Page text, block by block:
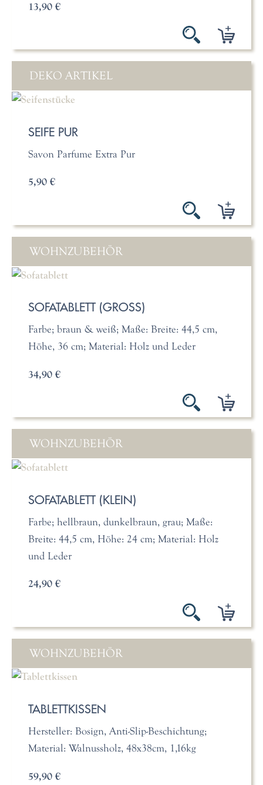
13,90 €
DEKO ARTIKEL
SEIFE PUR
Savon Parfume Extra Pur
5,90 €
WOHNZUBEHÖR
SOFATABLETT (GROSS)
Farbe; braun & weiß; Maße: Breite: 44,5 cm,
Höhe, 36 cm; Material: Holz und Leder
34,90 €
WOHNZUBEHÖR
SOFATABLETT (KLEIN)
Farbe; hellbraun, dunkelbraun, grau; Maße:
Breite: 44,5 cm, Höhe: 24 cm; Material: Holz
und Leder
24,90 €
WOHNZUBEHÖR
TABLETTKISSEN
Hersteller: Bosign, Anti-Slip-Beschichtung;
Material: Walnussholz, 48x38cm, 1,16kg
59,90 €